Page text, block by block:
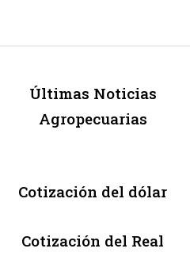
Últimas Noticias
Agropecuarias
Cotización del dólar
Cotización del Real